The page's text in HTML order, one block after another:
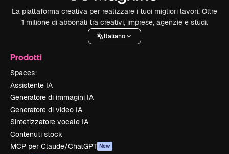
La piattaforma creativa per realizzare i tuoi migliori lavori. Oltre
1 milione di abbonati tra creativi, imprese, agenzie e studi.
Italiano
Prodotti
Spaces
Assistente IA
Generatore di immagini IA
Generatore di video IA
Sintetizzatore vocale IA
Contenuti stock
MCP per Claude/ChatGPT New